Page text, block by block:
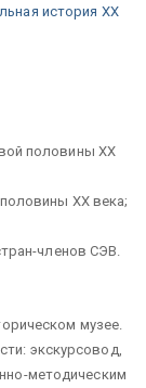
история XX
половины XX
XX века;
членов СЭВ.
музее.
экскурсовод,
методическим